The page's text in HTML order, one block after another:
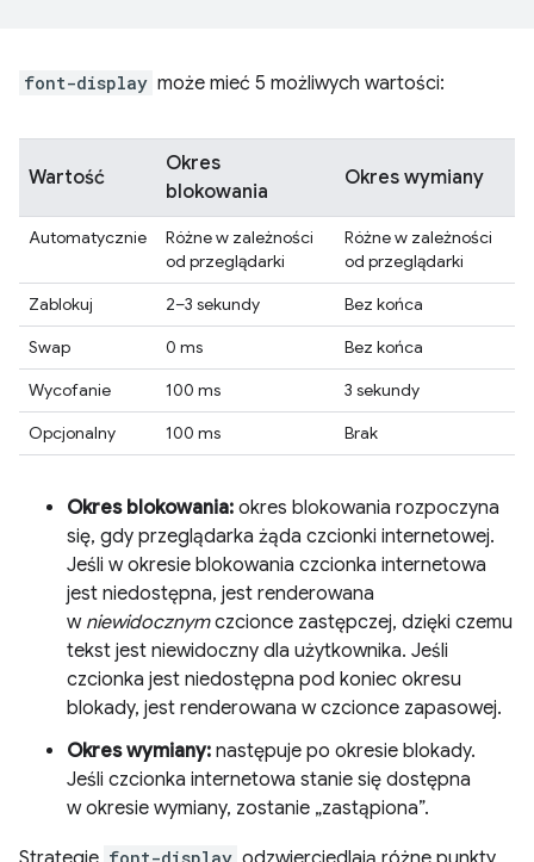
font-display może mieć 5 możliwych wartości:
Wartość
Okres
blokowania
Okres wymiany
Automatycznie
Różne w zależności
od przeglądarki
Różne w zależności
od przeglądarki
Zablokuj
2–3 sekundy
Bez końca
Swap
0 ms
Bez końca
Wycofanie
100 ms
3 sekundy
Opcjonalny
100 ms Brak
Okres blokowania: okres blokowania rozpoczyna
się, gdy przeglądarka żąda czcionki internetowej.
Jeśli w okresie blokowania czcionka internetowa
jest niedostępna, jest renderowana
w niewidocznymczcionce zastępczej, dzięki czemu
tekst jest niewidoczny dla użytkownika. Jeśli
czcionka jest niedostępna pod koniec okresu
blokady, jest renderowana w czcionce zapasowej.
Okres wymiany: następuje po okresie blokady.
Jeśli czcionka internetowa stanie się dostępna
w okresie wymiany, zostanie „zastąpiona”.